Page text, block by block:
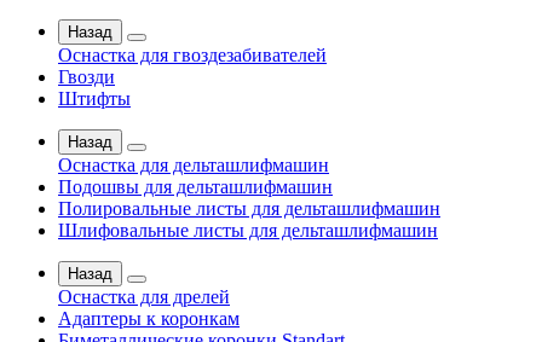
Назад
Оснастка для гвоздезабивателей
Гвозди
Штифты
Назад
Оснастка для дельташлифмашин
Подошвы для дельташлифмашин
Полировальные листы для дельташлифмашин
Шлифовальные листы для дельташлифмашин
Назад
Оснастка для дрелей
Адаптеры к коронкам